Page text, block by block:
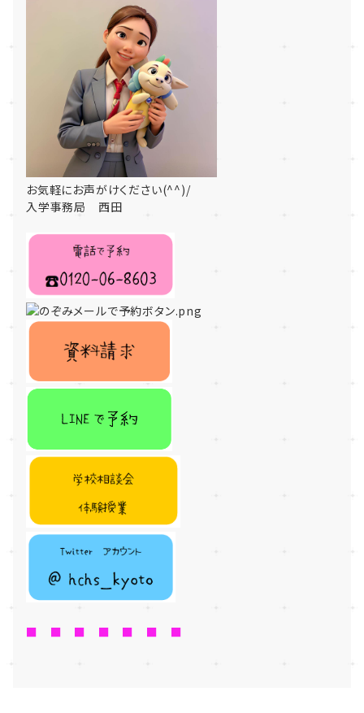
お気軽にお声がけください(^^)/
入学事務局 西田
■ ■ ■ ■ ■ ■ ■